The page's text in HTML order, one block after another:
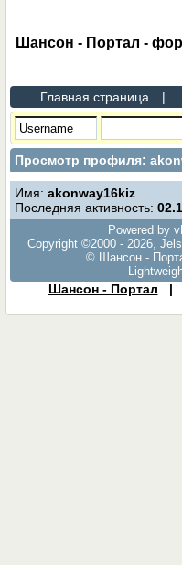
Шансон - Портал -
Главная страница |
Просмотр профиля:
Имя:akonway16kiz
Последняя активность:
Powered by
Copyright ©2000 - 2026,
© Шансон -
Шансон - Портал |